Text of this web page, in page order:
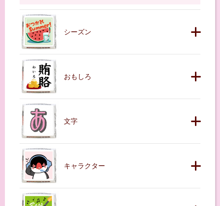
シーズン
おもしろ
文字
キャラクター